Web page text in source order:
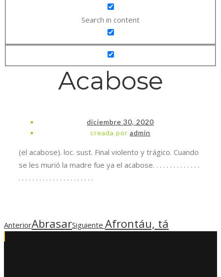
Search in content
Acabose
diciembre 30, 2020
creada por admin
(el acabose). loc. sust. Final violento y trágico. Cuando
se les murió la madre fue ya el acabose. . . . . . . . . . . . . .
. . . . . . . . . . . . . . . . . . . . . .
AnteriorAbrasarSiguiente Afrontáu, tá